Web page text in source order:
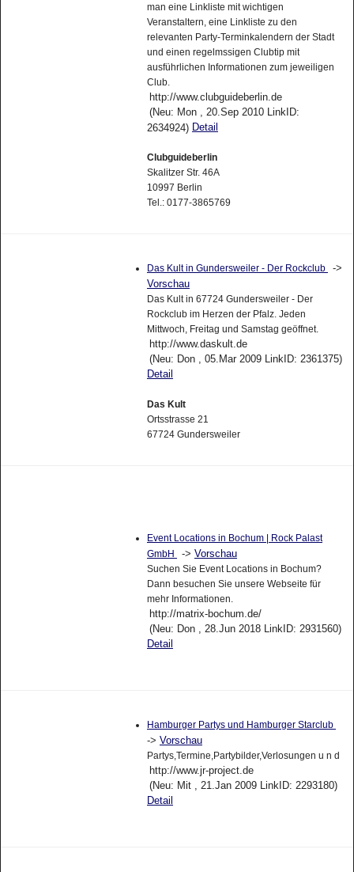
man eine Linkliste mit wichtigen
Veranstaltern, eine Linkliste zu den
relevanten Party-Terminkalendern der Stadt
und einen regelmssigen Clubtip mit
ausführlichen Informationen zum jeweiligen
Club.
http://www.clubguideberlin.de
(Neu: Mon , 20.Sep 2010 LinkID:
2634924) Detail
Clubguideberlin
Skalitzer Str. 46A
10997 Berlin
Tel.: 0177-3865769
Das Kult in Gundersweiler - Der Rockclub
->
Vorschau
Das Kult in 67724 Gundersweiler - Der
Rockclub im Herzen der Pfalz. Jeden
Mittwoch, Freitag und Samstag geöffnet.
http://www.daskult.de
(Neu: Don , 05.Mar 2009 LinkID: 2361375)
Detail
Das Kult
Ortsstrasse 21
67724 Gundersweiler
Event Locations in Bochum | Rock Palast
GmbH
-> Vorschau
Suchen Sie Event Locations in Bochum?
Dann besuchen Sie unsere Webseite für
mehr Informationen.
http://matrix-bochum.de/
(Neu: Don , 28.Jun 2018 LinkID: 2931560)
Detail
Hamburger Partys und Hamburger Starclub
-> Vorschau
Partys,Termine,Partybilder,Verlosungen u n d
http://www.jr-project.de
(Neu: Mit , 21.Jan 2009 LinkID: 2293180)
Detail